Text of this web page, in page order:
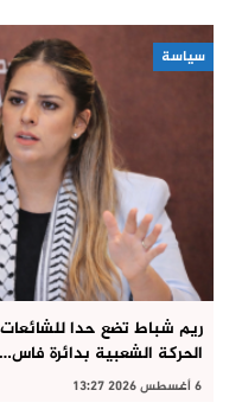
سياسة
ريم شباط تضع حدا
الحركة الشعبية بدائرة فاس…
6 أغسطس 2026 13:27